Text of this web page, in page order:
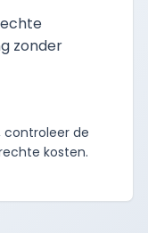
zonder
controleer de
kosten.